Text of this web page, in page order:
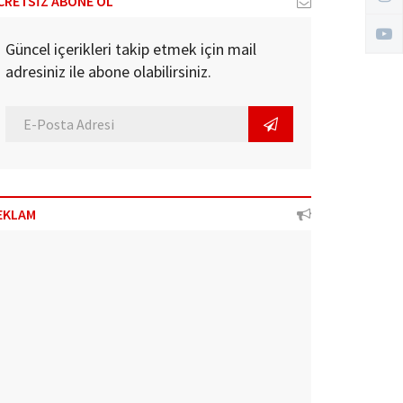
Güncel içerikleri takip etmek için mail
adresiniz ile abone olabilirsiniz.